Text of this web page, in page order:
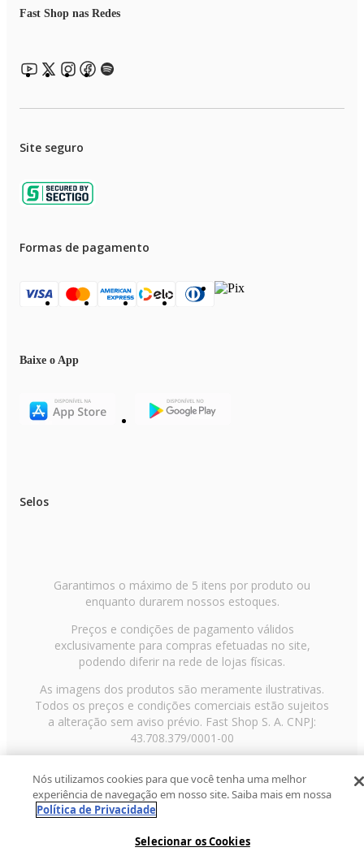
Fast Shop nas Redes
Site seguro
Formas de pagamento
Baixe o App
Selos
Garantimos o máximo de 5 itens por produto ou
enquanto durarem nossos estoques.
Preços e condições de pagamento válidos
exclusivamente para compras efetuadas no site,
podendo diferir na rede de lojas físicas.
As imagens dos produtos são meramente ilustrativas.
Todos os preços e condições comerciais estão sujeitos
a alteração sem aviso prévio. Fast Shop S. A. CNPJ:
43.708.379/0001-00
Paulo/SP, CEP 02029-001, Telefone: 11 3003-3728 ©
2013 Fast Shop - Todos os direitos reservadosRF
Nós utilizamos cookies para que você tenha uma melhor
experiência de navegação em nosso site. Saiba mais em nossa
Política de Privacidade
Selecionar os Cookies